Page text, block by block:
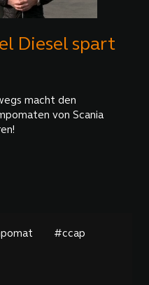
Diesel spart
macht den
von Scania
#ccap